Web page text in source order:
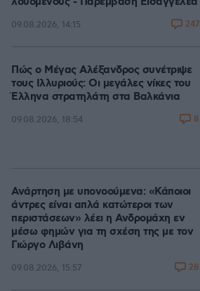
09.08.2026, 14:15 247
Πώς ο Μέγας Αλέξανδρος συνέτριψε
τους Ιλλυριούς: Οι μεγάλες νίκες του
Έλληνα στρατηλάτη στα Βαλκάνια
09.08.2026, 18:54 8
Ανάρτηση με υπονοούμενα: «Κάποιοι
άντρες είναι απλά κατώτεροι των
περιστάσεων» λέει η Ανδρομάχη εν
μέσω φημών για τη σχέση της με τον
Γιώργο Λιβάνη
09.08.2026, 15:57 28